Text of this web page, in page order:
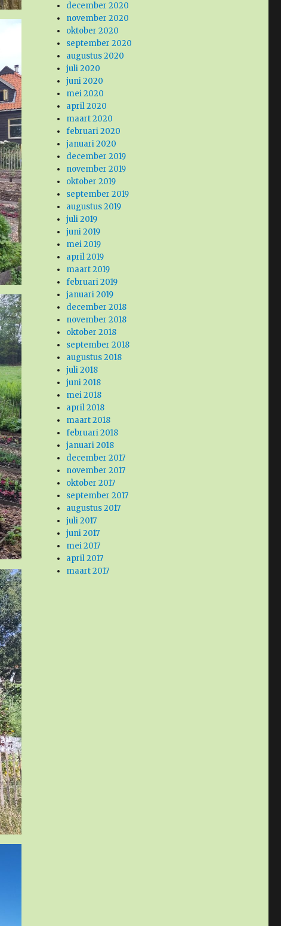
december 2020
november 2020
oktober 2020
september 2020
augustus 2020
juli 2020
juni 2020
mei 2020
april 2020
maart 2020
februari 2020
januari 2020
december 2019
november 2019
oktober 2019
september 2019
augustus 2019
juli 2019
juni 2019
mei 2019
april 2019
maart 2019
februari 2019
januari 2019
december 2018
november 2018
oktober 2018
september 2018
augustus 2018
juli 2018
juni 2018
mei 2018
april 2018
maart 2018
februari 2018
januari 2018
december 2017
november 2017
oktober 2017
september 2017
augustus 2017
juli 2017
juni 2017
mei 2017
april 2017
maart 2017